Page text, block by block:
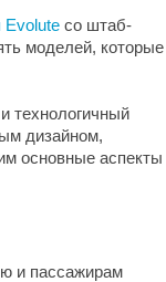
Evolute со штаб-
моделей, которые
технологичный
дизайном,
основные аспекты
и пассажирам